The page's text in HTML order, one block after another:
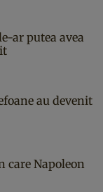
ar putea avea
au devenit
Napoleon